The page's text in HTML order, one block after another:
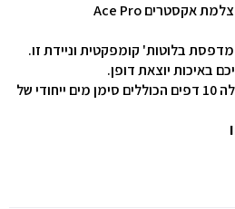
מדפסת כיס לפיתוח מיידי למצלמת אקסטרים Ace Pro
מדפסת בלוטות' קומפקטית וניידת זו.
באיכות יוצאת דופן.
כולל מחסנית נייר צילום שמכילה 10 דפים הכוללים סימן מים ייחודי של